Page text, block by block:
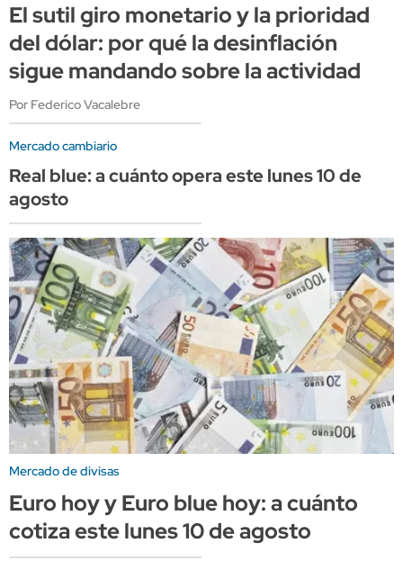
El sutil giro monetario y la prioridad
del dólar: por qué la desinflación
sigue mandando sobre la actividad
Por Federico Vacalebre
Mercado cambiario
Real blue: a cuánto opera este lunes 10 de
agosto
Mercado de divisas
Euro hoy y Euro blue hoy: a cuánto
cotiza este lunes 10 de agosto